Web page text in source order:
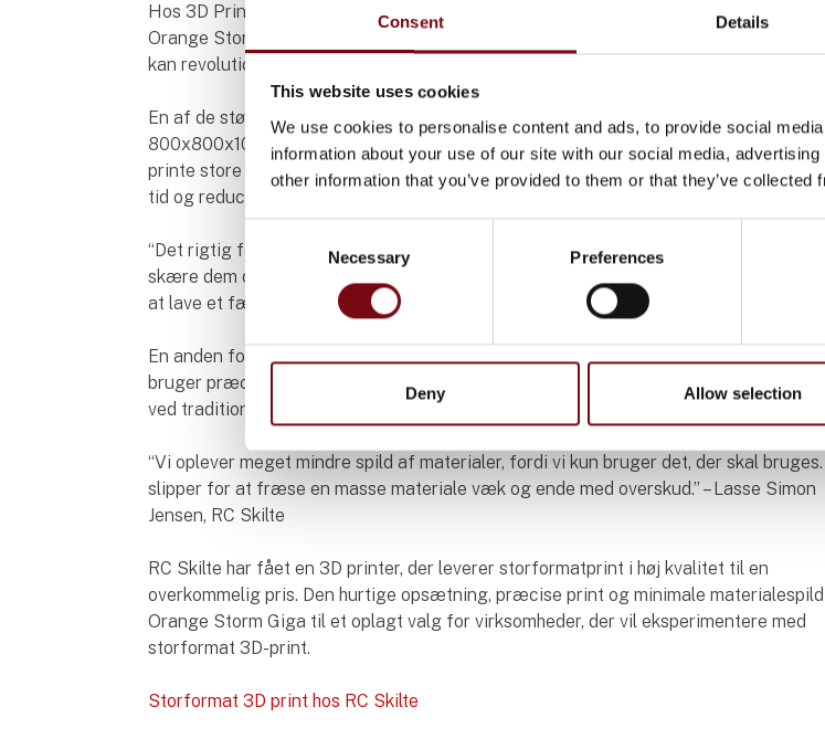
Consent Details
This website uses cookies
We use cookies to personalise content and ads, to provide social
information about your use of our site with our social media,
other information that you’ve provided to them or that they’ve
Selection
Necessary Preferences
Deny Allow selection
Hos 3D Printeq har vi besøgt RC Skilte i Frederikshavn, som har investeret i en
Orange Storm Giga FDM 3D printer. Deres erfaringer viser, hvordan storformat 3D
kan revolutionere produktionsprocesser og spare tid og penge.
En af de største fordele ved Orange Storm Giga er dens imponerende
800x800x1000 mm. Ifølge Lasse Simon Jensen fra RC Skilte betyder dette, at de kan
printe store filer uden at skulle skære dem op og samle dem bagefter. Dette sparer
tid og reducerer fejl i slutproduktet.
“Det rigtig fede ved Orange Storm er volumen. Vi kan lave store filer uden at skulle
skære dem op og samle dem bagefter. Hvis vi skulle det, ville det være meget
at lave et færdigt produkt.” – Lasse Simon Jensen, RC Skilte
En anden fordel, som RC Skilte har oplevet, er mindre materialespild. Fordi printeren
bruger præcis det materiale, der behøves, undgår man det store spild, der ofte opstår
ved traditionelle produktionsmetoder som fræsning.
“Vi oplever meget mindre spild af materialer, fordi vi kun bruger det, der skal
slipper for at fræse en masse materiale væk og ende med overskud.” – Lasse Simon
Jensen, RC Skilte
RC Skilte har fået en 3D printer, der leverer storformatprint i høj kvalitet til en
overkommelig pris. Den hurtige opsætning, præcise print og minimale
Orange Storm Giga til et oplagt valg for virksomheder, der vil eksperimentere med
storformat 3D-print.
Storformat 3D print hos RC Skilte